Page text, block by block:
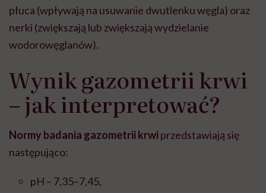
płuca (wpływają na usuwanie dwutlenku węgla) oraz
nerki (zwiększają lub zwiększają wydzielanie
wodorowęglanów).
Wynik gazometrii krwi
– jak interpretować?
Normy badania gazometrii krwi przedstawiają się
następująco:
pH – 7,35–7,45,